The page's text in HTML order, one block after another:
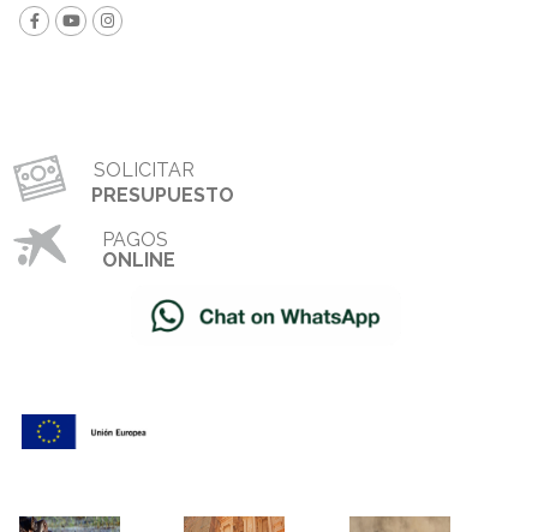
SOLICITAR
PRESUPUESTO
PAGOS
ONLINE